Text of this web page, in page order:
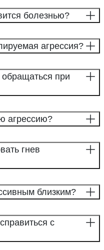
болезнью?
агрессия?
обращаться при
агрессию?
гнев
близким?
с